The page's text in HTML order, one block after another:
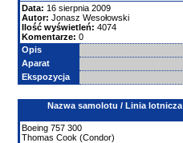
Data: 16 sierpnia 2009
Autor: Jonasz Wesołowski
Ilość wyświetleń: 4074
Komentarze: 0
Opis
Aparat
Ekspozycja
Nazwa samolotu / Linia lotnicza
Boeing 757 300
Thomas Cook (Condor)